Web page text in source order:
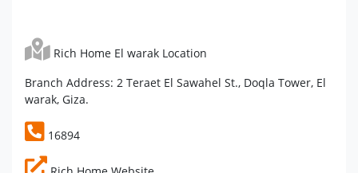
Rich Home El warak Location
Branch Address: 2 Teraet El Sawahel St., Doqla Tower, El
warak, Giza.
16894